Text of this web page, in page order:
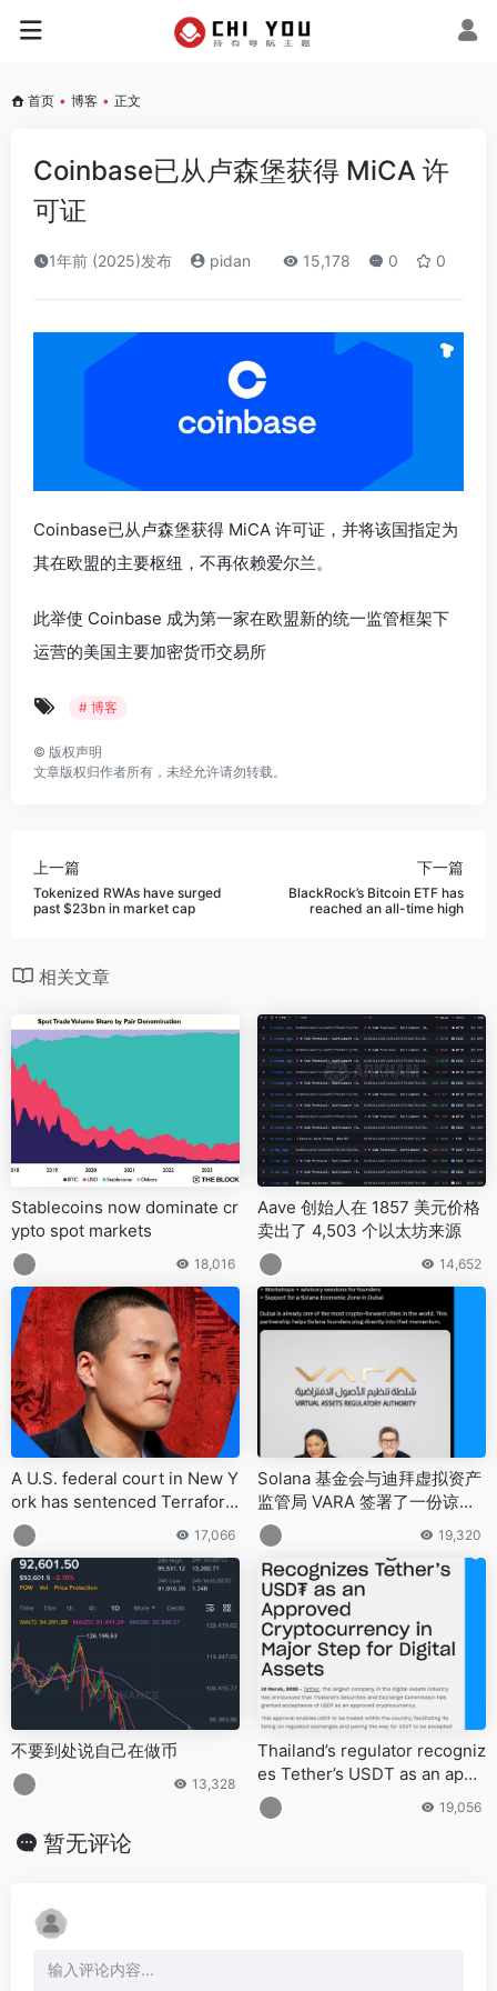
首页 • 博客 • 正文
Coinbase已从卢森堡获得 MiCA 许
可证
1年前 (2025)发布 pidan 15,178 0 0
Coinbase已从卢森堡获得 MiCA 许可证，并将该国指定为
其在欧盟的主要枢纽，不再依赖爱尔兰。
此举使 Coinbase 成为第一家在欧盟新的统一监管框架下
运营的美国主要加密货币交易所
# 博客
© 版权声明
文章版权归作者所有，未经允许请勿转载。
上一篇
Tokenized RWAs have surged
past $23bn in market cap
下一篇
BlackRock’s Bitcoin ETF has
reached an all-time high
相关文章
Stablecoins now dominate cr
ypto spot markets
18,016
Aave 创始人在 1857 美元价格
卖出了 4,503 个以太坊来源
14,652
A U.S. federal court in New Y
ork has sentenced Terraform
Labs founder Do Kwon to 15
years in prison
17,066
Solana 基金会与迪拜虚拟资产
监管局 VARA 签署了一份谅解
备忘录
19,320
不要到处说自己在做币
13,328
Thailand’s regulator recogniz
es Tether’s USDT as an appr
oved cryptocurrency
19,056
暂无评论